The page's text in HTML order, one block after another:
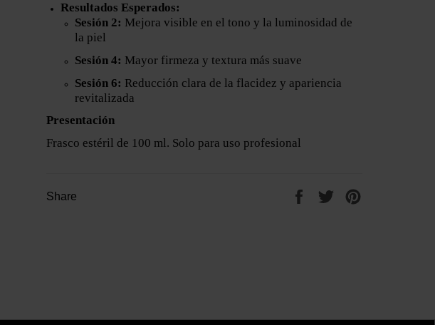
Resultados Esperados:
Sesión 2: Mejora visible en el tono y la luminosidad de
la piel
Sesión 4: Mayor firmeza y textura más suave
Sesión 6: Reducción clara de la flacidez y apariencia
revitalizada
Presentación
Frasco estéril de 100 ml. Solo para uso profesional
Share
Share
Tweet